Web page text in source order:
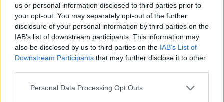
us or personal information disclosed to third parties prior to
your opt-out. You may separately opt-out of the further
disclosure of your personal information by third parties on the
IAB’s list of downstream participants. This information may
also be disclosed by us to third parties on the IAB’s List of
Downstream Participants that may further disclose it to other
Personal Data Processing Opt Outs
ποσά από 2.000 έως 3.000 ευρώ.
Τα νομικά πρόσωπα ρυθμίζουν σε υψηλότερο
ποσοστό ήτοι 23,4%, οφειλές που ανήκουν στο
εύρος από 10.000 έως 100.000 ευρώ.